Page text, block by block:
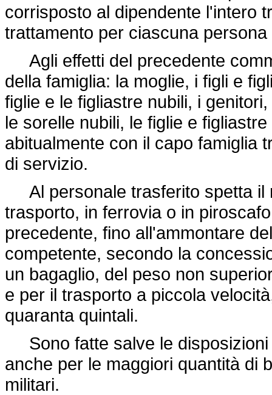
corrisposto al dipendente l'intero
trattamento per ciascuna persona
Agli effetti del precedente
della famiglia: la moglie, i figli e
figlie e le figliastre nubili, i
le sorelle nubili, le figlie e
abitualmente con il capo famiglia
di servizio.
Al personale trasferito spetta il
trasporto, in ferrovia o in
precedente, fino all'ammontare
competente, secondo la
un bagaglio, del peso non
e per il trasporto a piccola
quaranta quintali.
Sono fatte salve le disposizioni
anche per le maggiori quantità di
militari.